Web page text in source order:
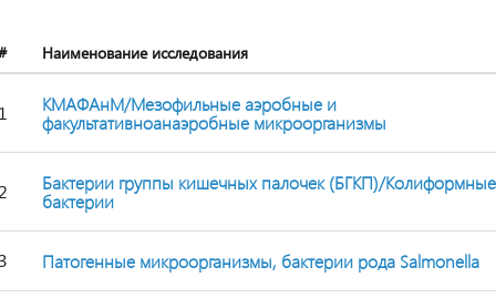
Наименование исследования
КМАФАнМ/Мезофильные аэробные и
факультативноанаэробные микроорганизмы
Бактерии группы кишечных палочек (БГКП)/Колиформные
бактерии
Патогенные микроорганизмы, бактерии рода Salmonella